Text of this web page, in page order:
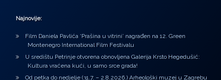
Najnovije:
Film Daniela Pavlića ‘Prašina u vitrini’ nagrađen na 12. Green
Montenegro International Film Festivalu
U središtu Petrinje otvorena obnovljena Galerija Krsto Hegedušić:
Kultura vraćena kući, u samo srce grada!
Od petka do nedjelje (31.7. – 2.8.2026.) Arheološki muzej u Zagrebu